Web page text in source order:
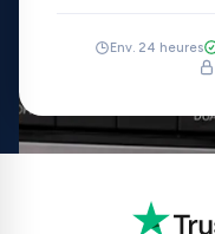
Env. 24 heures